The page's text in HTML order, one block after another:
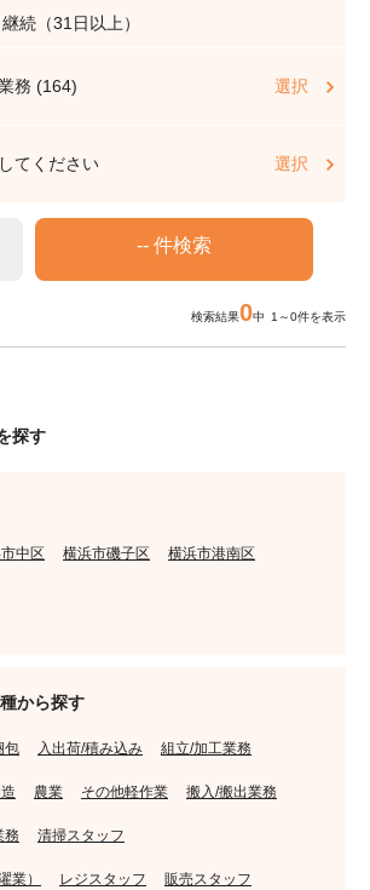
継続（31日以上）
務 (164) 選択
てください 選択
検索結果0中 1～0件を表示
探す
中区 横浜市磯子区 横浜市港南区
から探す
包 入出荷/積み込み 組立/加工業務
農業 その他軽作業 搬入/搬出業務
務 清掃スタッフ
業） レジスタッフ 販売スタッフ